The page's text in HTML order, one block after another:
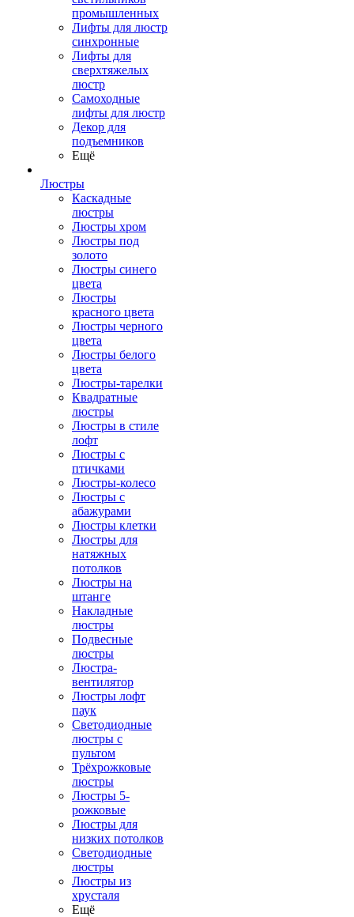
промышленных
Лифты для люстр
синхронные
Лифты для
сверхтяжелых
люстр
Самоходные
лифты для люстр
Декор для
подъемников
Ещё
Люстры
Каскадные
люстры
Люстры хром
Люстры под
золото
Люстры синего
цвета
Люстры
красного цвета
Люстры черного
цвета
Люстры белого
цвета
Люстры-тарелки
Квадратные
люстры
Люстры в стиле
лофт
Люстры с
птичками
Люстры-колесо
Люстры с
абажурами
Люстры клетки
Люстры для
натяжных
потолков
Люстры на
штанге
Накладные
люстры
Подвесные
люстры
Люстра-
вентилятор
Люстры лофт
паук
Светодиодные
люстры с
пультом
Трёхрожковые
люстры
Люстры 5-
рожковые
Люстры для
низких потолков
Cветодиодные
люстры
Люстры из
хрусталя
Ещё